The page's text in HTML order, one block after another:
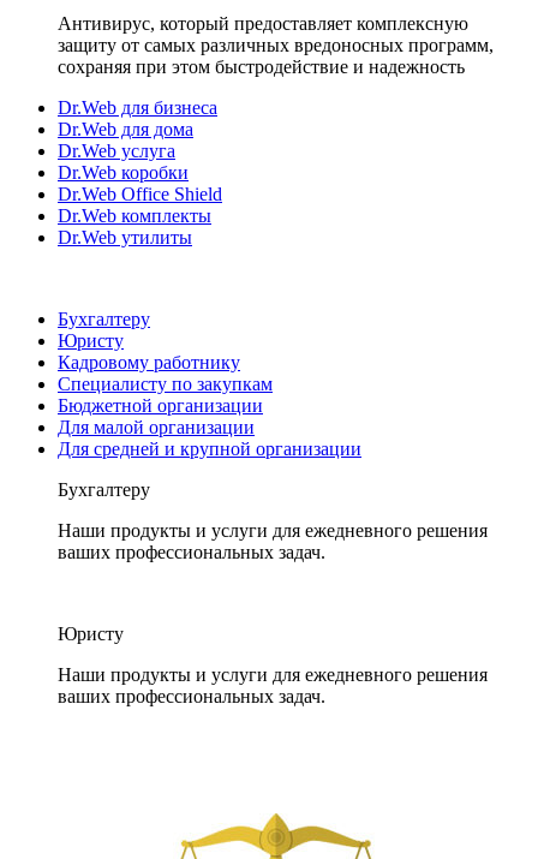
Антивирус, который предоставляет комплексную
защиту от самых различных вредоносных программ,
сохраняя при этом быстродействие и надежность
Dr.Web для бизнеса
Dr.Web для дома
Dr.Web услуга
Dr.Web коробки
Dr.Web Office Shield
Dr.Web комплекты
Dr.Web утилиты
Бухгалтеру
Юристу
Кадровому работнику
Специалисту по закупкам
Бюджетной организации
Для малой организации
Для средней и крупной организации
Бухгалтеру
Наши продукты и услуги для ежедневного решения
ваших профессиональных задач.
Юристу
Наши продукты и услуги для ежедневного решения
ваших профессиональных задач.